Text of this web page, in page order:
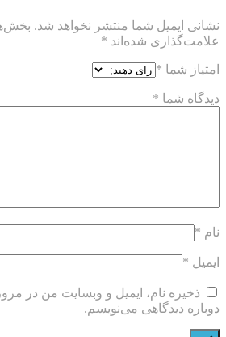
نشانی ایمیل شما منتشر نخواهد شد.
علامت‌گذاری شده‌اند *
امتیاز شما *
دیدگاه شما *
نام *
ایمیل *
ذخیره نام، ایمیل و وبسایت من در
دوباره دیدگاهی می‌نویسم.